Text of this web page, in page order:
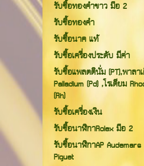
รับซื้อทองคำขาว มือ 2
รับซื้อทองคำ
รับซื้อนาค แท้
รับซื้อเครื่องประดับ มีค่า
รับซื้อแพลตตินั่ม (PT),พาลา
Palladium (Pd) ,โรเดียม
(Rh)
รับซื้อเครื่องเงิน
รับซื้อนาฬิกาRolex มือ 2
รับซื้อนาฬิกาAP Audemars
Piguet